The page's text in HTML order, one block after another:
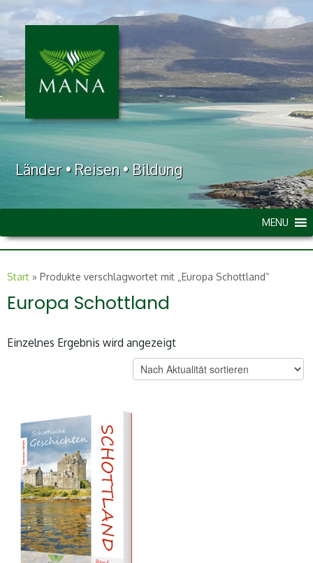
Länder • Reisen • Bildung
MENU
Start » Produkte verschlagwortet mit „Europa Schottland“
Europa Schottland
Einzelnes Ergebnis wird angezeigt